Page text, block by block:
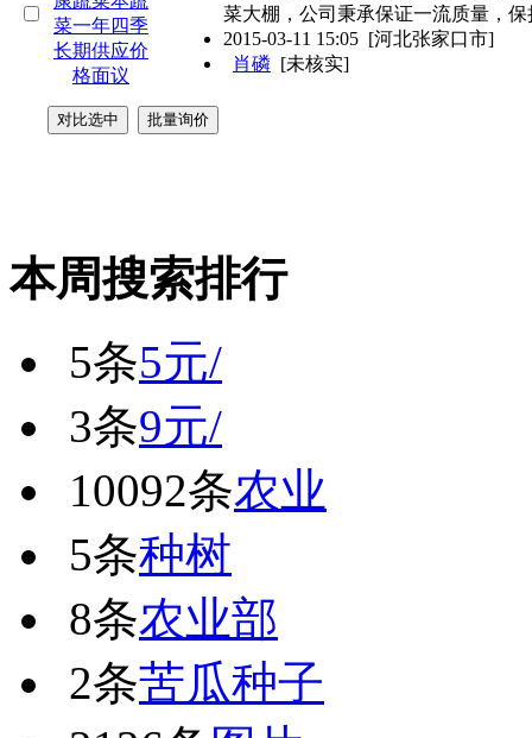
菜大棚，公司秉承保证一流质量，保
2015-03-11 15:05 [河北张家口市]
肖磷 [未核实]
本周搜索排行
5条5元/
3条9元/
10092条农业
5条种树
8条农业部
2条苦瓜种子